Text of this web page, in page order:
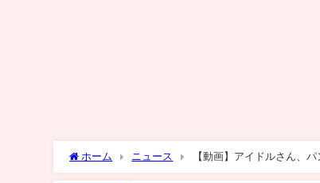
ホーム ニュース 【動画】アイドルさん、